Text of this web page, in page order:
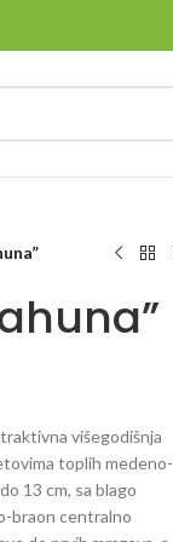
višegodišnja
toplih medeno-
13 cm, sa blago
braon centralno